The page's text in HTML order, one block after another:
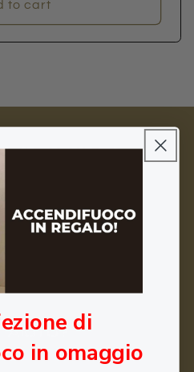
to cart
inviarti sconti ed offerte
AIUTO? di
in omaggio